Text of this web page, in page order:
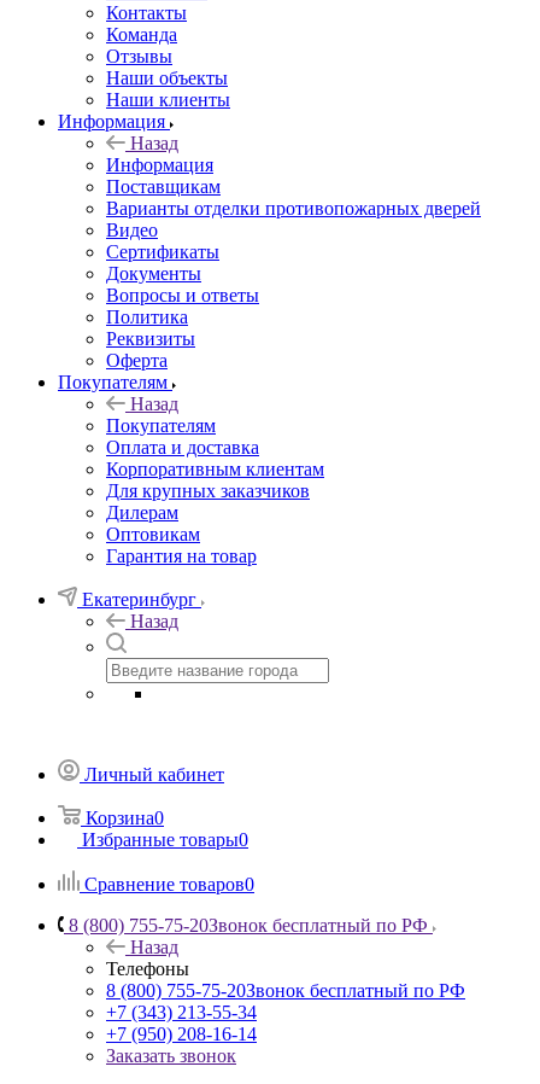
Контакты
Команда
Отзывы
Наши объекты
Наши клиенты
Информация
Назад
Информация
Поставщикам
Варианты отделки противопожарных дверей
Видео
Сертификаты
Документы
Вопросы и ответы
Политика
Реквизиты
Оферта
Покупателям
Назад
Покупателям
Оплата и доставка
Корпоративным клиентам
Для крупных заказчиков
Дилерам
Оптовикам
Гарантия на товар
Екатеринбург
Назад
Личный кабинет
Корзина0
Избранные товары0
Сравнение товаров0
8 (800) 755-75-20Звонок бесплатный по РФ
Назад
Телефоны
8 (800) 755-75-20Звонок бесплатный по РФ
+7 (343) 213-55-34
+7 (950) 208-16-14
Заказать звонок